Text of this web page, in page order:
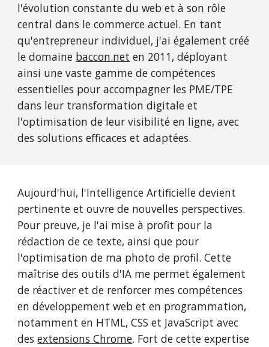
l'évolution constante du web et à son rôle
central dans le commerce actuel. En tant
qu'entrepreneur individuel, j'ai également créé
le domaine baccon.net en 2011, déployant
ainsi une vaste gamme de compétences
essentielles pour accompagner les PME/TPE
dans leur transformation digitale et
l'optimisation de leur visibilité en ligne, avec
des solutions efficaces et adaptées.
Aujourd'hui, l'Intelligence Artificielle devient
pertinente et ouvre de nouvelles perspectives.
Pour preuve, je l'ai mise à profit pour la
rédaction de ce texte, ainsi que pour
l'optimisation de ma photo de profil. Cette
maîtrise des outils d'IA me permet également
de réactiver et de renforcer mes compétences
en développement web et en programmation,
notamment en HTML, CSS et JavaScript avec
desextensions Chrome. Fort de cette expertise